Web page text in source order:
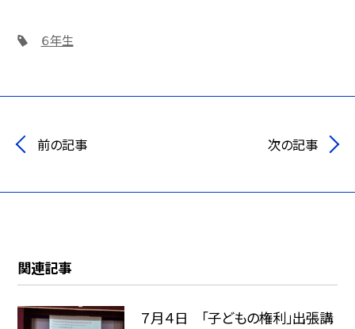
６年生
前の記事 次の記事
関連記事
７月４日 「子どもの権利」出張講